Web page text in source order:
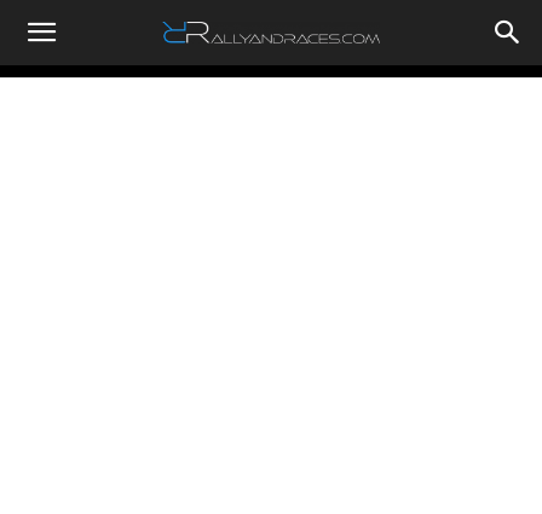
RallyandRaces.com